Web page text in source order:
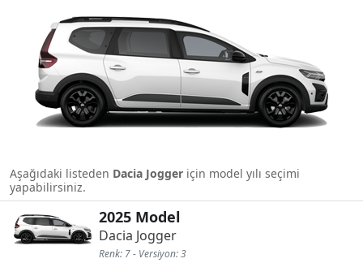
Aşağıdaki listeden Dacia Jogger için model yılı seçimi
yapabilirsiniz.
2025 Model
Dacia Jogger
Renk: 7 - Versiyon: 3